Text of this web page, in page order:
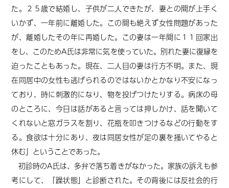
た。２５歳で結婚し、子供が二人できたが、妻との間が上手く
いかず、一年前に離婚した。この間も絶えず女性問題があった
が、離婚したその年に再婚した。この妻は一年間に１１回家出
をし、このためA氏は非常に気を使っていた。別れた妻に復縁を
迫ったこともあった。現在、二人目の妻は行方不明。また、現
在同居中の女性も逃げられるのではないかとかなり不安になっ
ており、時に刺激的になり、物を投げつけたりする。病床の母
のところに、今日は話があると言っては押しかけ、話を聞いて
くれないと窓ガラスを割り、花瓶を叩きつけるなどの行動をす
る。食欲は十分にあり、夜は同居女性が足の裏を掻いてやると
休む」ということであった。
初診時のA氏は、多弁で落ち着きがなかった。家族の訴えも参
考にして、「躁状態」と診断された。その背後には反社会的行